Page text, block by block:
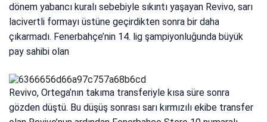
dönem yabancı kuralı sebebiyle sıkıntı yaşayan Revivo, sarı
lacivertli formayı üstüne geçirdikten sonra bir daha
çıkarmadı. Fenerbahçe’nin 14. lig şampiyonluğunda büyük
pay sahibi olan
Revivo, Ortega’nın takıma transferiyle kısa süre sonra
gözden düştü. Bu düşüş sonrası sarı kırmızılı ekibe transfer